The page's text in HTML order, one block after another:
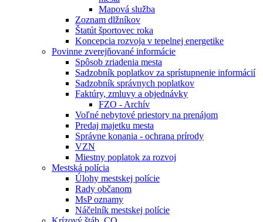
Mapová služba
Zoznam dlžníkov
Štatút športovec roka
Koncepcia rozvoja v tepelnej energetike
Povinne zverejňované informácie
Spôsob zriadenia mesta
Sadzobník poplatkov za sprístupnenie informácií
Sadzobník správnych poplatkov
Faktúry, zmluvy a objednávky
FZO - Archív
Voľné nebytové priestory na prenájom
Predaj majetku mesta
Správne konania - ochrana prírody
VZN
Miestny poplatok za rozvoj
Mestská polícia
Úlohy mestskej polície
Rady občanom
MsP oznamy
Náčelník mestskej polície